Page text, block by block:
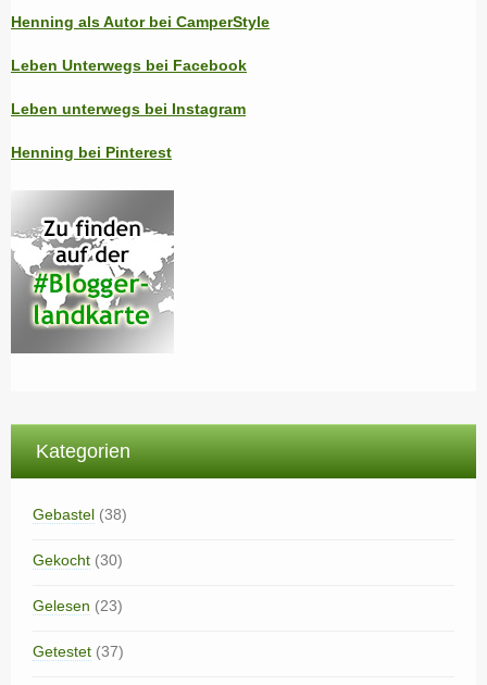
Henning als Autor bei CamperStyle
Leben Unterwegs bei Facebook
Leben unterwegs bei Instagram
Henning bei Pinterest
Kategorien
Gebastel (38)
Gekocht (30)
Gelesen (23)
Getestet (37)